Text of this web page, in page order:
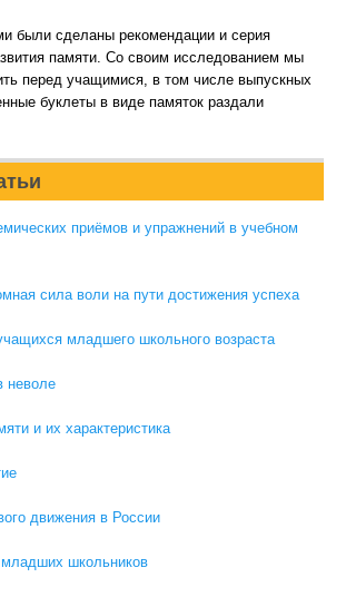
были сделаны рекомендации и серия
памяти. Со своим исследованием мы
перед учащимися, в том числе выпускных
буклеты в виде памяток раздали
приёмов и упражнений в учебном
сила воли на пути достижения успеха
младшего школьного возраста
неволе
и их характеристика
движения в России
младших школьников